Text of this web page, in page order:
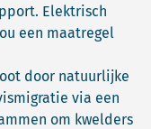
Elektrisch
een maatregel
door natuurlijke
via een
om kwelders